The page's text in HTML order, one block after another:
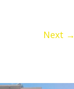
Next →